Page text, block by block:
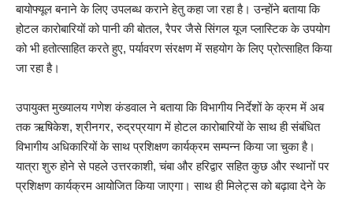
बायोफ्यूल बनाने के लिए उपलब्ध कराने हेतु कहा जा रहा है। उन्होंने बताया कि
होटल कारोबारियों को पानी की बोतल, रैपर जैसे सिंगल यूज प्लास्टिक के उपयोग
को भी हतोत्साहित करते हुए, पर्यावरण संरक्षण में सहयोग के लिए प्रोत्साहित किया
जा रहा है।
उपायुक्त मुख्यालय गणेश कंडवाल ने बताया कि विभागीय निर्देशों के क्रम में अब
तक ऋषिकेश, श्रीनगर, रुद्रप्रयाग में होटल कारोबारियों के साथ ही संबंधित
विभागीय अधिकारियों के साथ प्रशिक्षण कार्यक्रम सम्पन्न किया जा चुका है।
यात्रा शुरु होने से पहले उत्तरकाशी, चंबा और हरिद्वार सहित कुछ और स्थानों पर
प्रशिक्षण कार्यक्रम आयोजित किया जाएगा। साथ ही मिलेट्स को बढ़ावा देने के